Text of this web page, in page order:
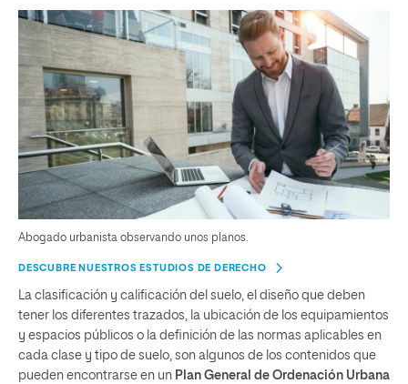
Abogado urbanista observando unos planos.
DESCUBRE NUESTROS ESTUDIOS DE DERECHO
La clasificación y calificación del suelo, el diseño que deben
tener los diferentes trazados, la ubicación de los equipamientos
y espacios públicos o la definición de las normas aplicables en
cada clase y tipo de suelo, son algunos de los contenidos que
pueden encontrarse en un Plan General de Ordenación Urbana